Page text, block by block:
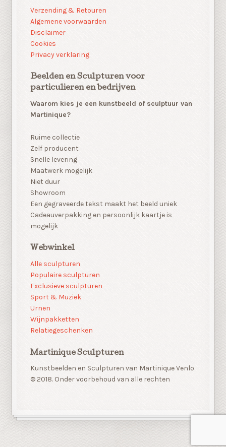
Verzending & Retouren
Algemene voorwaarden
Disclaimer
Cookies
Privacy verklaring
Beelden en Sculpturen voor
particulieren en bedrijven
Waarom kies je een kunstbeeld of sculptuur van
Martinique?
Ruime collectie
Zelf producent
Snelle levering
Maatwerk mogelijk
Niet duur
Showroom
Een gegraveerde tekst maakt het beeld uniek
Cadeauverpakking en persoonlijk kaartje is
mogelijk
Webwinkel
Alle sculpturen
Populaire sculpturen
Exclusieve sculpturen
Sport & Muziek
Urnen
Wijnpakketten
Relatiegeschenken
Martinique Sculpturen
Kunstbeelden en Sculpturen van Martinique Venlo
© 2018. Onder voorbehoud van alle rechten